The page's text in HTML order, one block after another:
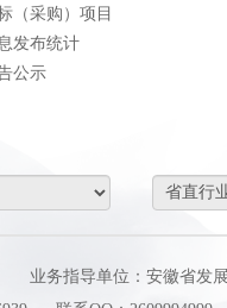
（采购）项目
发布统计
公示
业务指导单位：安徽省发